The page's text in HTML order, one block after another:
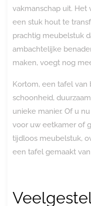
vakmanschap uit. Het
een stuk hout te
prachtig meubelstuk
ambachtelijke
maken, voegt nog
Kortom, een tafel
schoonheid,
unieke manier. Of u
voor uw eetkamer of
tijdloos meubelstuk,
een tafel gemaakt